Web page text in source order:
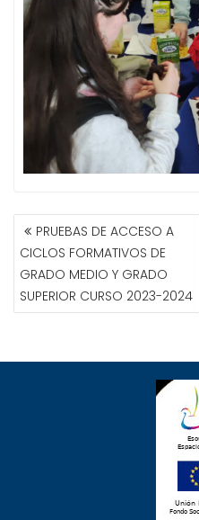
NAVEGACIÓN
DE
ENTRADAS
PRUEBAS DE ACCESO A
CICLOS FORMATIVOS DE
GRADO MEDIO Y GRADO
SUPERIOR CURSO 2023-2024